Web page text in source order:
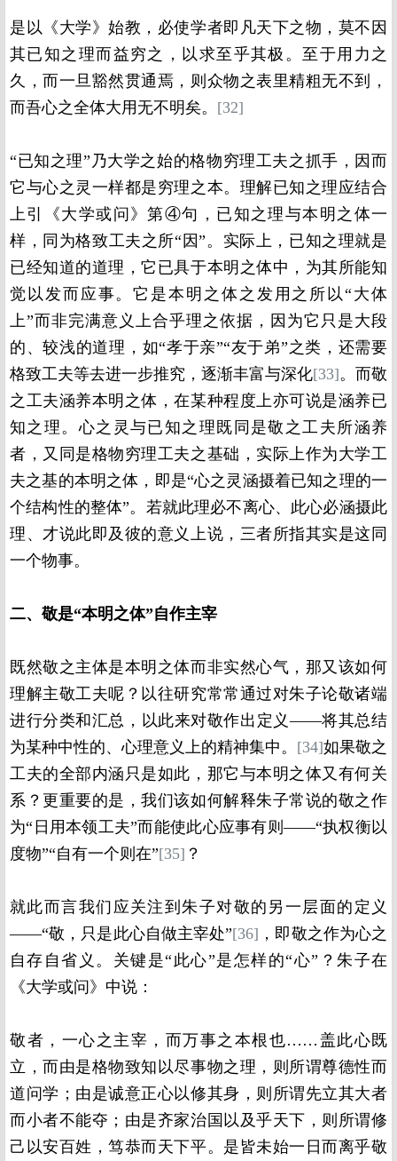
是以《大学》始教，必使学者即凡天下之物，莫不因
其已知之理而益穷之，以求至乎其极。至于用力之
久，而一旦豁然贯通焉，则众物之表里精粗无不到，
而吾心之全体大用无不明矣。 [32]
“已知之理”乃大学之始的格物穷理工夫之抓手，因而
它与心之灵一样都是穷理之本。理解已知之理应结合
上引《大学或问》第④句，已知之理与本明之体一
样，同为格致工夫之所“因”。实际上，已知之理就是
已经知道的道理，它已具于本明之体中，为其所能知
觉以发而应事。它是本明之体之发用之所以“大体
上”而非完满意义上合乎理之依据，因为它只是大段
的、较浅的道理，如“孝于亲”“友于弟”之类，还需要
格致工夫等去进一步推究，逐渐丰富与深化[33]。而敬
之工夫涵养本明之体，在某种程度上亦可说是涵养已
知之理。心之灵与已知之理既同是敬之工夫所涵养
者，又同是格物穷理工夫之基础，实际上作为大学工
夫之基的本明之体，即是“心之灵涵摄着已知之理的一
个结构性的整体”。若就此理必不离心、此心必涵摄此
理、才说此即及彼的意义上说，三者所指其实是这同
一个物事。
二、敬是“本明之体”自作主宰
既然敬之主体是本明之体而非实然心气，那又该如何
理解主敬工夫呢？以往研究常常通过对朱子论敬诸端
进行分类和汇总，以此来对敬作出定义——将其总结
为某种中性的、心理意义上的精神集中。 [34]如果敬之
工夫的全部内涵只是如此，那它与本明之体又有何关
系？更重要的是，我们该如何解释朱子常说的敬之作
为“日用本领工夫”而能使此心应事有则——“执权衡以
度物”“自有一个则在”[35] ？
就此而言我们应关注到朱子对敬的另一层面的定义
——“敬，只是此心自做主宰处”[36] ，即敬之作为心之
自存自省义。关键是“此心”是怎样的“心”？朱子在
《大学或问》中说：
敬者，一心之主宰，而万事之本根也……盖此心既
立，而由是格物致知以尽事物之理，则所谓尊德性而
道问学；由是诚意正心以修其身，则所谓先立其大者
而小者不能夺；由是齐家治国以及乎天下，则所谓修
己以安百姓，笃恭而天下平。是皆未始一日而离乎敬